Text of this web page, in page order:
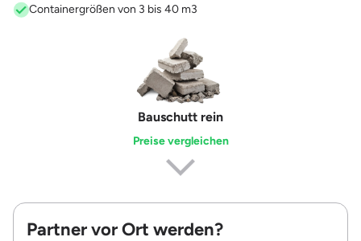
Containergrößen von 3 bis 40 m3
Erdaushub
Preise vergleichen
Partner vor Ort werden?